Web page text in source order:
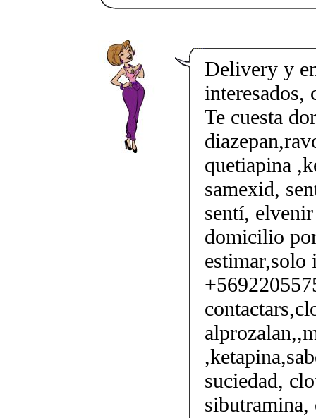
Delivery y
interesados,
Te cuesta
quetiapina
samexid,
sentí,
domicilio
estimar,solo
suciedad,